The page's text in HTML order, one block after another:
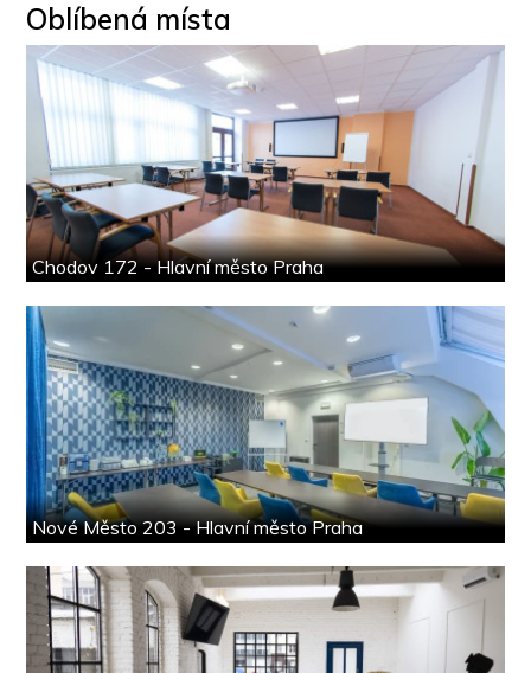
Oblíbená místa
Chodov 172 - Hlavní město Praha
Nové Město 203 - Hlavní město Praha